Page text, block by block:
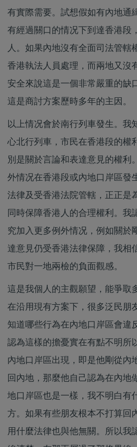
有實際需要。試想假如有內地通
有經過關口的情况下到達香港段
人。如果內地沒有全面司法管轄
香港執法人員處理，而兩地又沒
安全來說這是一個非常嚴重的缺
這是商討方案歷時多年的主因。
以上情况會於南行列車發生。我
心北行列車，市民在香港段的權
別是關於言論和表達意見的權利
外情况在香港段或內地口岸區發
法律及受香港法院管轄，正正是
同時保障香港人的合理權利。我
究加入更多例外情况，例如關於
達意見仍受香港法律保障，我相
市民對一地兩檢的負面觀感。
這是我個人的主觀願望，能爭取
在沿用現有方案下，很多泛民朋
知道哪些行為在內地口岸區會違
認為這樣的擔憂實在有點不明所
內地口岸區出現，即是他剛從內
回內地，那麼他自己認為在內地
地口岸區也是一樣，我不明白有
方。如果有些朋友根本不打算回
用什麼法律也與他無關。所以我